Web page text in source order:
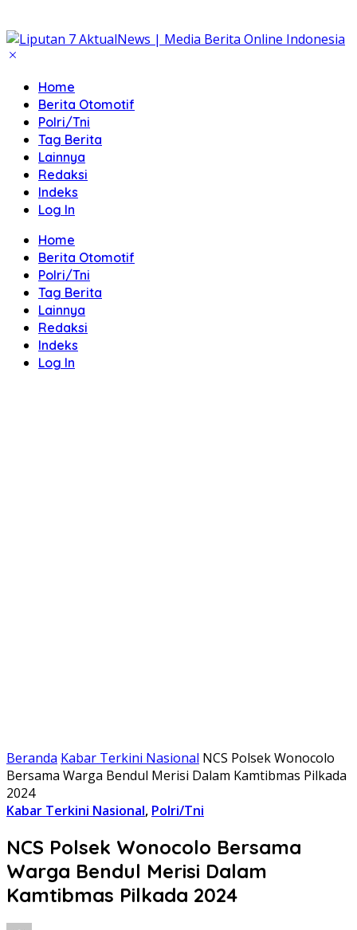
Home
Berita Otomotif
Polri/Tni
Tag Berita
Lainnya
Redaksi
Indeks
Log In
Home
Berita Otomotif
Polri/Tni
Tag Berita
Lainnya
Redaksi
Indeks
Log In
Beranda Kabar Terkini Nasional NCS Polsek Wonocolo
Bersama Warga Bendul Merisi Dalam Kamtibmas Pilkada
2024
Kabar Terkini Nasional, Polri/Tni
NCS Polsek Wonocolo Bersama
Warga Bendul Merisi Dalam
Kamtibmas Pilkada 2024